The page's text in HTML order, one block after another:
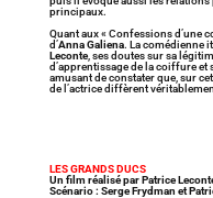
principaux.
Quant aux « Confessions d’une
d’Anna Galiena. La comédienne
Leconte, ses doutes sur sa
d’apprentissage de la coiffure et
amusant de constater que, sur
de l’actrice diffèrent
LES GRANDS DUCS
Un film réalisé par Patrice
Scénario : Serge Frydman et